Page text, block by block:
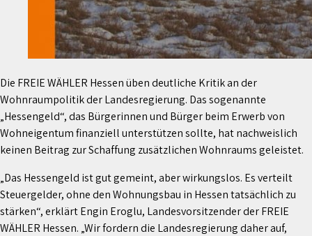
Die FREIE WÄHLER Hessen üben deutliche Kritik an der
Wohnraumpolitik der Landesregierung. Das sogenannte
„Hessengeld“, das Bürgerinnen und Bürger beim Erwerb von
Wohneigentum finanziell unterstützen sollte, hat nachweislich
keinen Beitrag zur Schaffung zusätzlichen Wohnraums geleistet.
„Das Hessengeld ist gut gemeint, aber wirkungslos. Es verteilt
Steuergelder, ohne den Wohnungsbau in Hessen tatsächlich zu
stärken“, erklärt Engin Eroglu, Landesvorsitzender der FREIE
WÄHLER Hessen. „Wir fordern die Landesregierung daher auf,